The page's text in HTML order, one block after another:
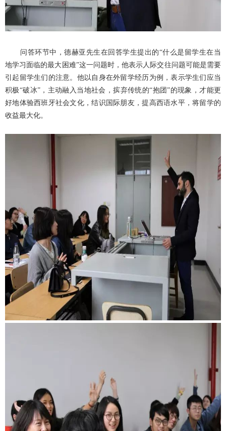
问答环节中，德赫亚先生在回答学生提出的“什么是留学生在当
地学习面临的最大困难”这一问题时，他表示人际交往问题可能是需要
引起留学生们的注意。他以自身在外留学经历为例，表示学生们应当
积极“破冰”，主动融入当地社会，摈弃传统的“抱团”的现象，才能更
好地体验西班牙社会文化，结识国际朋友，提高西语水平，将留学的
收益最大化。